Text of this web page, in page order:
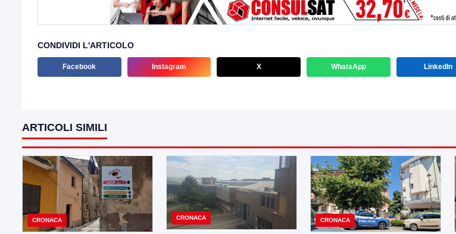
CONDIVIDI L'ARTICOLO
Facebook Instagram X WhatsApp LinkedIn
ARTICOLI SIMILI
CRONACA CRONACA CRONACA